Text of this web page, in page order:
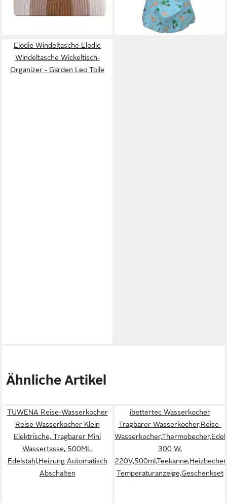
-30%
lieferbar in 3 Wochen
lieferbar - in 6-7 Werktagen bei dir
Elodie Windeltasche Elodie
Windeltasche Wickeltisch-
Organizer - Garden Leo Toile
Ähnliche Artikel
TUWENA Reise-Wasserkocher
Reise Wasserkocher Klein
Elektrische, Tragbarer Mini
Wassertasse, 500ML,
Edelstahl,Heizung Automatisch
Abschalten
ibettertec Wasserkocher
Tragbarer Wasserkocher,Reise-
300 W,
Temperaturanzeige,Geschenkset